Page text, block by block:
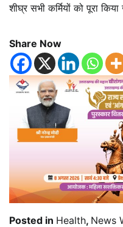
शीघ्र सभी कर्मियों को पूरा
Share Now
Posted in Health, News